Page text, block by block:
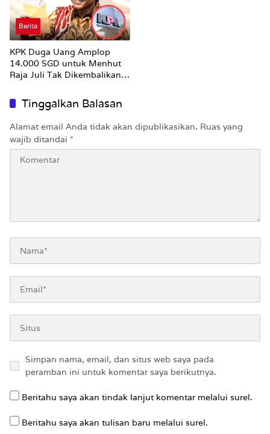
Berita
KPK Duga Uang Amplop
14.000 SGD untuk Menhut
Raja Juli Tak Dikembalikan
Tinggalkan Balasan
Alamat email Anda tidak akan dipublikasikan. Ruas yang
wajib ditandai *
Simpan nama, email, dan situs web saya pada
peramban ini untuk komentar saya berikutnya.
Beritahu saya akan tindak lanjut komentar melalui surel.
Beritahu saya akan tulisan baru melalui surel.